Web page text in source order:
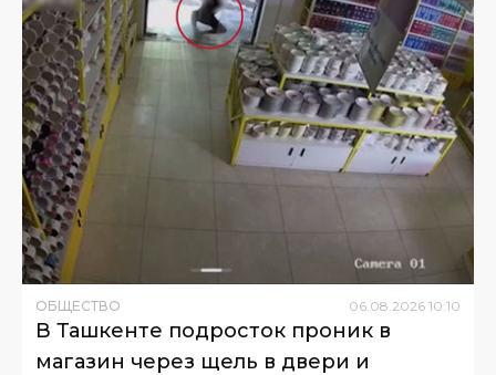
ОБЩЕСТВО 06 08 2026 10:10
В Ташкенте подросток проник в
магазин через щель в двери и